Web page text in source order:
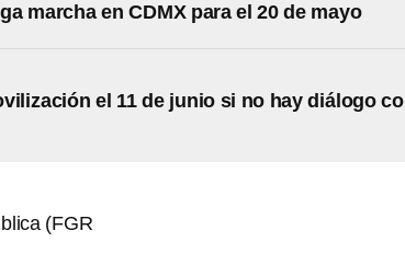
marcha en CDMX para el 20 de mayo
el 11 de junio si no hay diálogo
(FGR